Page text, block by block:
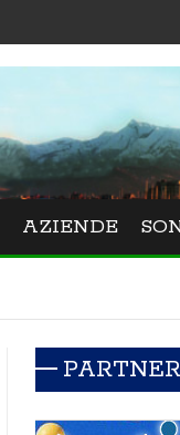
AZIENDE
PARTNER